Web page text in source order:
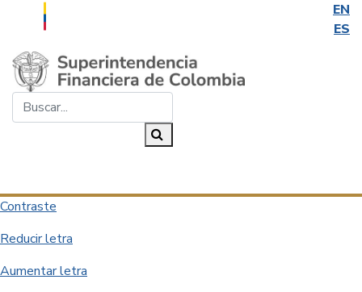
EN
ES
Saltar al contenido principal
Contraste
Reducir letra
Aumentar letra